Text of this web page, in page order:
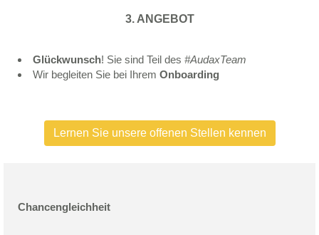
3. ANGEBOT
Glückwunsch! Sie sind Teil des #AudaxTeam
Wir begleiten Sie bei Ihrem Onboarding
Lernen Sie unsere offenen Stellen kennen
Chancengleichheit